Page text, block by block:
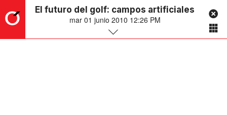
El futuro del golf: campos artificiales
mar 01 junio 2010 12:26 PM